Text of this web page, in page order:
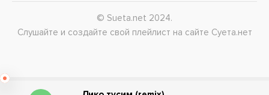
© Sueta.net 2024.
Слушайте и создайте свой плейлист на сайте Суета.нет